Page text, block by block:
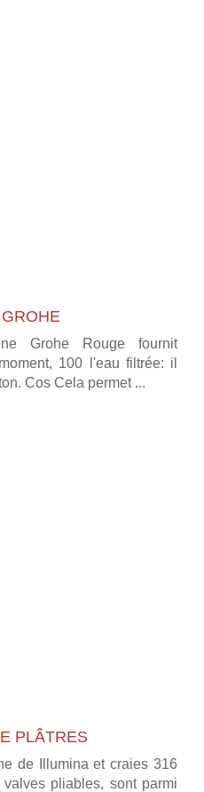
Grohe Rouge fournit
100 l'eau filtrée: il
Cos Cela permet ...
PLÂTRES
de Illumina et craies 316
pliables, sont parmi